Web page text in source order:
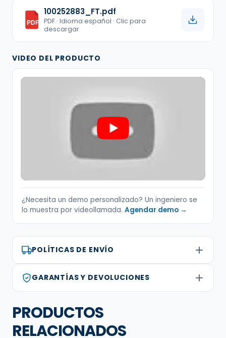
PDF
100252883_FT.pdf
PDF · Idioma español · Clic para
descargar
VIDEO DEL PRODUCTO
¿Necesita un demo personalizado? Un ingeniero se
lo muestra por videollamada. Agendar demo →
POLÍTICAS DE ENVÍO
GARANTÍAS Y DEVOLUCIONES
PRODUCTOS
RELACIONADOS